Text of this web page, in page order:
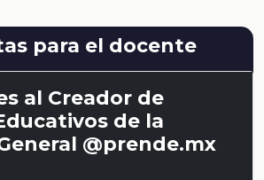
para el docente
al Creador de
de la
@prende.mx